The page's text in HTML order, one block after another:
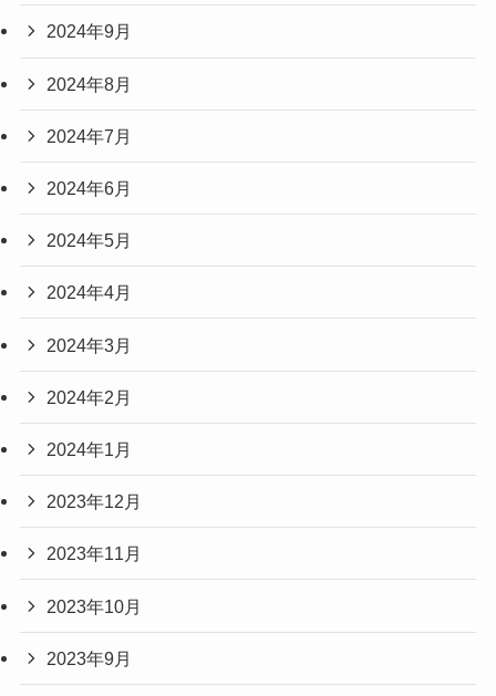
2024年9月
2024年8月
2024年7月
2024年6月
2024年5月
2024年4月
2024年3月
2024年2月
2024年1月
2023年12月
2023年11月
2023年10月
2023年9月